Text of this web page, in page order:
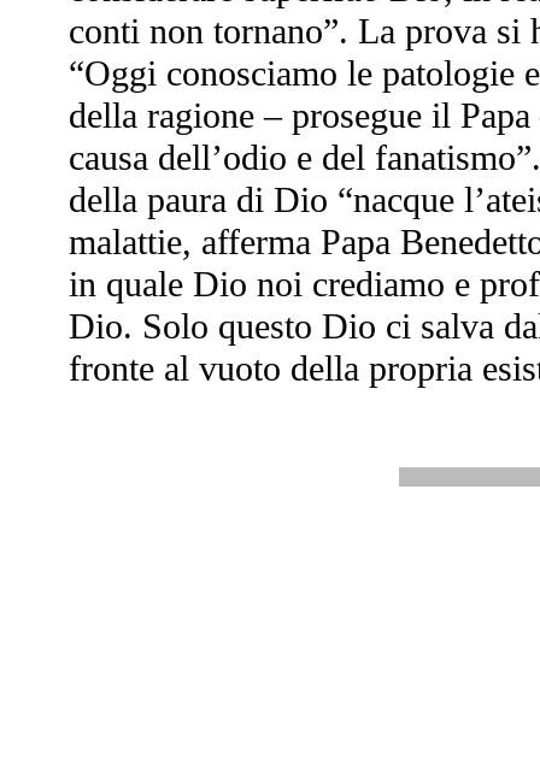
conti non tornano”. La prova si
“Oggi conosciamo le patologie
della ragione – prosegue il
causa dell’odio e del
della paura di Dio “nacque
malattie, afferma Papa
in quale Dio noi crediamo e
Dio. Solo questo Dio ci salva
fronte al vuoto della propria